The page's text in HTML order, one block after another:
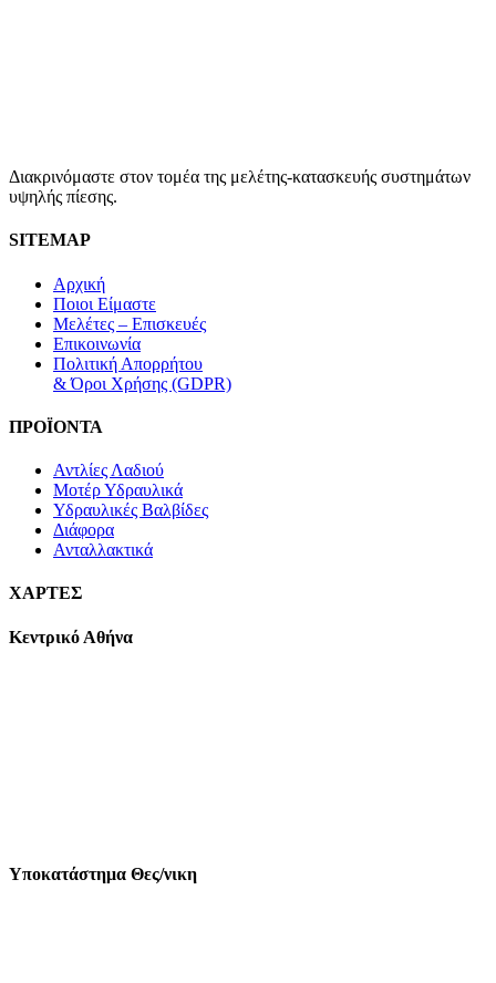
Διακρινόμαστε στον τομέα της μελέτης-κατασκευής συστημάτων
υψηλής πίεσης.
SITEMAP
Αρχική
Ποιοι Είμαστε
Μελέτες – Επισκευές
Επικοινωνία
Πολιτική Απορρήτου
& Όροι Χρήσης (GDPR)
ΠΡΟΪΟΝΤΑ
Αντλίες Λαδιού
Μοτέρ Υδραυλικά
Υδραυλικές Βαλβίδες
Διάφορα
Ανταλλακτικά
ΧΑΡΤΕΣ
Κεντρικό Αθήνα
Υποκατάστημα Θες/νικη